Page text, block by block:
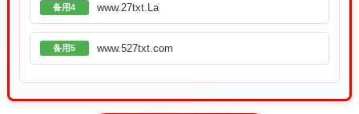
备用4 www.27txt.La
备用5 www.527txt.com